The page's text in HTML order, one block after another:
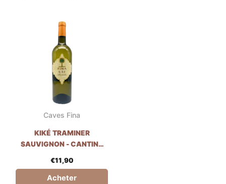
Caves Fina
KIKÉ TRAMINER
SAUVIGNON - CANTINE
€11,90
Acheter